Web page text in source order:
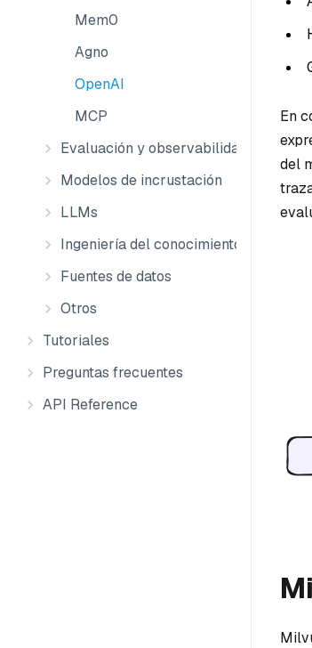
Mem0
Agno
OpenAI
MCP
Evaluación y observabilidad
Modelos de incrustación
LLMs
Ingeniería del conocimiento
Fuentes de datos
Otros
Tutoriales
Preguntas frecuentes
API Reference
En
del